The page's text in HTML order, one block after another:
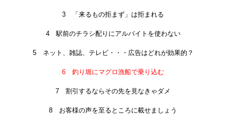
3 「来るもの拒まず」は拒まれる
4 駅前のチラシ配りにアルバイトを使わない
5 ネット、雑誌、テレビ・・・広告はどれが効果的？
6 釣り堀にマグロ漁船で乗り込む
7 割引するならその先を見なきゃダメ
8 お客様の声を至るところに載せましょう